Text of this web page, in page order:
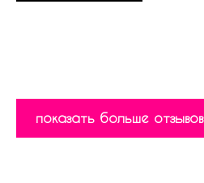
показать больше отзывов